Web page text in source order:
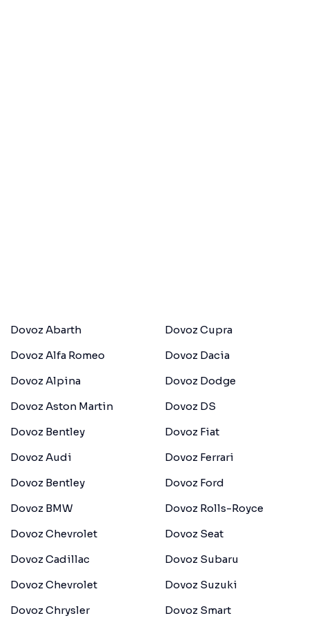
Dovoz Abarth
Dovoz Alfa Romeo
Dovoz Alpina
Dovoz Aston Martin
Dovoz Bentley
Dovoz Audi
Dovoz Bentley
Dovoz BMW
Dovoz Chevrolet
Dovoz Cadillac
Dovoz Chevrolet
Dovoz Chrysler
Dovoz Cupra
Dovoz Dacia
Dovoz Dodge
Dovoz DS
Dovoz Fiat
Dovoz Ferrari
Dovoz Ford
Dovoz Rolls-Royce
Dovoz Seat
Dovoz Subaru
Dovoz Suzuki
Dovoz Smart